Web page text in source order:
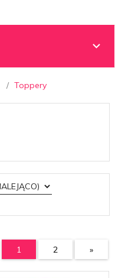
Toppery
1 2 »